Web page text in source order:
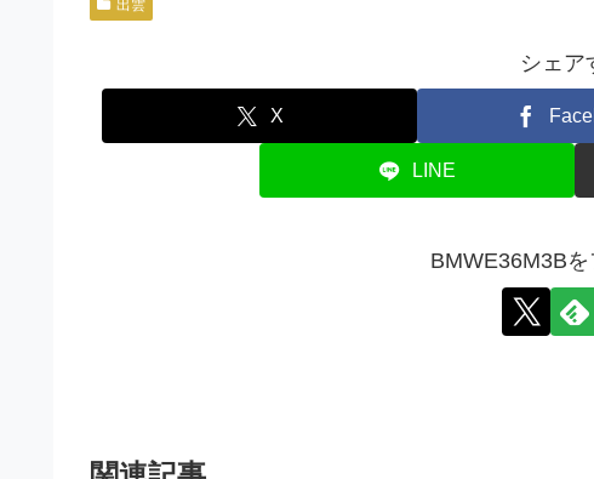
出雲
シェア
X
LINE
BMWE36M3B